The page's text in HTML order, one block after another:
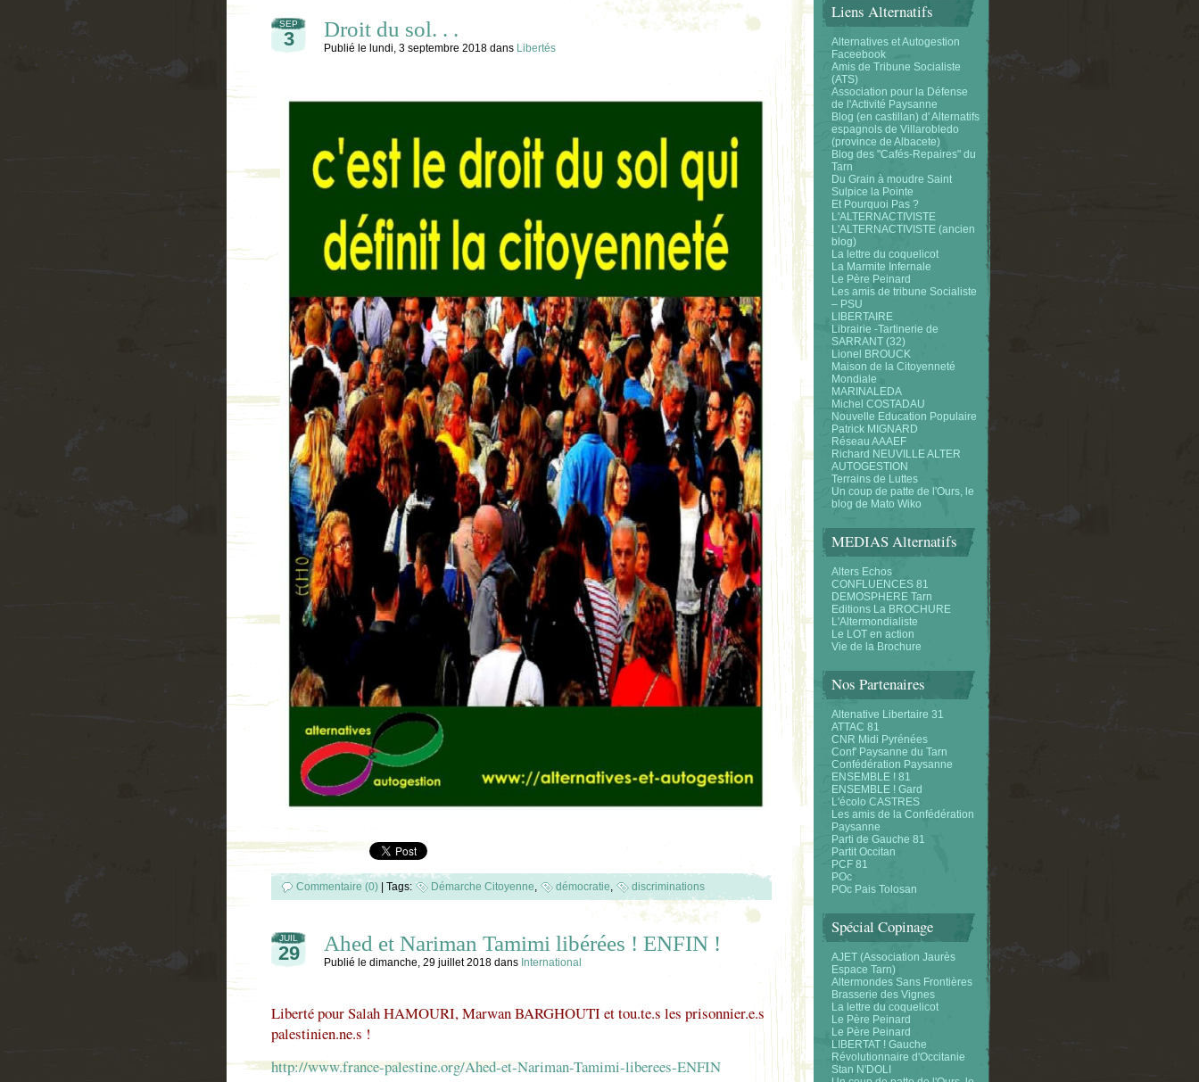
SEP
3 Droit du sol. . .
Publié le lundi, 3 septembre 2018 dans Libertés
Commentaire (0) Tags: Démarche Citoyenne, démocratie, discriminations
JUIL
29 Ahed et Nariman Tamimi libérées ! ENFIN !
Publié le dimanche, 29 juillet 2018 dans International
Liberté pour Salah HAMOURI, Marwan BARGHOUTI et tou.te.s les prisonnier.e.s
palestinien.ne.s !
http://www.france-palestine.org/Ahed-et-Nariman-Tamimi-liberees-ENFIN
Liens Alternatifs
Alternatives et Autogestion
Faceebook
Amis de Tribune Socialiste
(ATS)
Association pour la Défense
de l'Activité Paysanne
Blog (en castillan) d' Alternatifs
espagnols de Villarobledo
(province de Albacete)
Blog des "Cafés-Repaires" du
Tarn
Du Grain à moudre Saint
Sulpice la Pointe
Et Pourquoi Pas ?
L'ALTERNACTIVISTE
L'ALTERNACTIVISTE (ancien
blog)
La lettre du coquelicot
La Marmite Infernale
Le Père Peinard
Les amis de tribune Socialiste
– PSU
LIBERTAIRE
Librairie -Tartinerie de
SARRANT (32)
Lionel BROUCK
Maison de la Citoyenneté
Mondiale
MARINALEDA
Michel COSTADAU
Nouvelle Education Populaire
Patrick MIGNARD
Réseau AAAEF
Richard NEUVILLE ALTER
AUTOGESTION
Terrains de Luttes
Un coup de patte de l'Ours, le
blog de Mato Wiko
MEDIAS Alternatifs
Alters Echos
CONFLUENCES 81
DEMOSPHERE Tarn
Editions La BROCHURE
L'Altermondialiste
Le LOT en action
Vie de la Brochure
Nos Partenaires
Altenative Libertaire 31
ATTAC 81
CNR Midi Pyrénées
Conf' Paysanne du Tarn
Confédération Paysanne
ENSEMBLE ! 81
ENSEMBLE ! Gard
L'écolo CASTRES
Les amis de la Confédération
Paysanne
Parti de Gauche 81
Partit Occitan
PCF 81
POc
POc Pais Tolosan
Spécial Copinage
AJET (Association Jaurès
Espace Tarn)
Altermondes Sans Frontières
Brasserie des Vignes
La lettre du coquelicot
Le Père Peinard
Le Père Peinard
LIBERTAT ! Gauche
Révolutionnaire d'Occitanie
Stan N'DOLI